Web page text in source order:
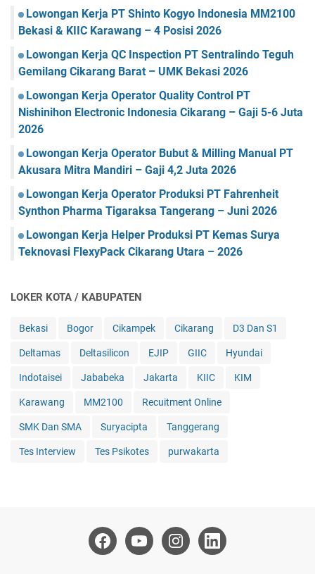
Lowongan Kerja PT Shinto Kogyo Indonesia MM2100
Bekasi & KIIC Karawang – 4 Posisi 2026
Lowongan Kerja QC Inspection PT Sentralindo Teguh
Gemilang Cikarang Barat – UMK Bekasi 2026
Lowongan Kerja Operator Quality Control PT
Nishinihon Electronic Indonesia Cikarang – Gaji 5-6 Juta
2026
Lowongan Kerja Operator Bubut & Milling Manual PT
Akusara Mitra Mandiri – Gaji 4,2 Juta 2026
Lowongan Kerja Operator Produksi PT Fahrenheit
Synthon Pharma Tigaraksa Tangerang – Juni 2026
Lowongan Kerja Helper Produksi PT Kemas Surya
Teknovasi FlexyPack Cikarang Utara – 2026
LOKER KOTA / KABUPATEN
Bekasi Bogor Cikampek Cikarang D3 Dan S1
Deltamas Deltasilicon EJIP GIIC Hyundai
Indotaisei Jababeka Jakarta KIIC KIM
Karawang MM2100 Recuitment Online
SMK Dan SMA Suryacipta Tanggerang
Tes Interview Tes Psikotes purwakarta